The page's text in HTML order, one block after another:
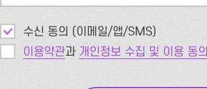
수신 동의 (이메일/앱/SMS)
이용약관과 개인정보 수집 및 이용 동의